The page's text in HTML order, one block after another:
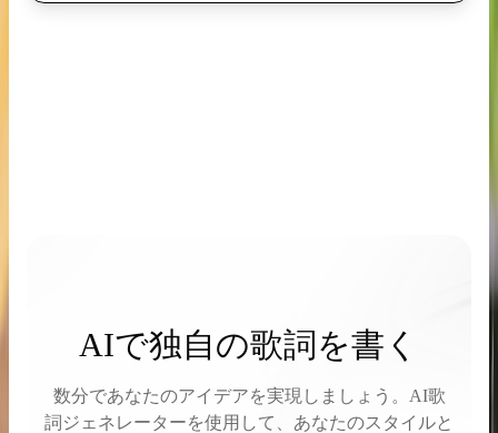
AIで独自の歌詞を書く
数分であなたのアイデアを実現しましょう。AI歌
詞ジェネレーターを使用して、あなたのスタイルと